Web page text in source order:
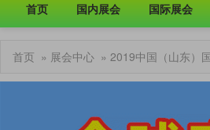
首页 国内展会 国际展会
首页 » 展会中心 » 2019中国（山东）